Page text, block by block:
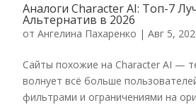
Аналоги Character AI: Топ-7
Альтернатив в 2026
от Ангелина Пахаренко | Авг 5,
Сайты похожие на Character AI —
волнует всё больше
фильтрами и ограничениями на